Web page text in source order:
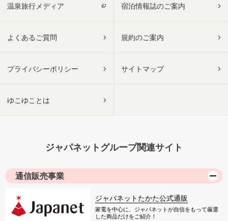
温泉旅行メディア 宿泊情報誌のご案内
よくあるご質問 規約のご案内
プライバシーポリシー サイトマップ
ゆこゆことは
ジャパネットグループ関連サイト
通信販売事業
ジャパネットたかた公式通販
家電を中心に、ジャパネットが自信をもって厳選
した商品だけをご紹介！